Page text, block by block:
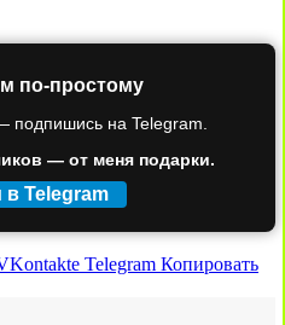
по-простому
подпишись на Telegram.
— от меня подарки.
в Telegram
Telegram Копировать